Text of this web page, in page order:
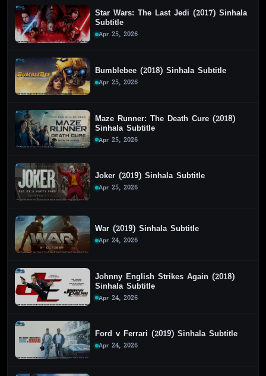
Star Wars: The Last Jedi (2017) Sinhala
Subtitle
Apr 25, 2026
Bumblebee (2018) Sinhala Subtitle
Apr 25, 2026
Maze Runner: The Death Cure (2018)
Sinhala Subtitle
Apr 25, 2026
Joker (2019) Sinhala Subtitle
Apr 25, 2026
War (2019) Sinhala Subtitle
Apr 24, 2026
Johnny English Strikes Again (2018)
Sinhala Subtitle
Apr 24, 2026
Ford v Ferrari (2019) Sinhala Subtitle
Apr 24, 2026